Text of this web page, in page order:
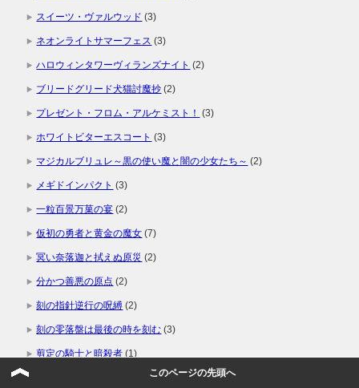
スイーツ・ヴァルウッド (3)
ネオンライトサマーフェス (3)
ハロウィンタワーヴィランズナイト (2)
ブリードグリード犬猫討魔抄 (2)
プレゼント・フロム・アルケミスト！ (3)
ホワイトビターエスコート (3)
マジカルブリュレ～黒の使い魔と闇の少女たち～ (2)
メギドインパクト (3)
一粒百景万菓の宴 (2)
仮初の勇者と黄金の魔女 (7)
冥い奈落迦と拭えぬ原災 (2)
分かつ善悪の原点 (2)
刻の指針逆行の呪縛 (2)
刻の零落盤は最後の時を刻む (3)
剪定の騎士と暗殺者 (1)
(4)
このページの先頭へ